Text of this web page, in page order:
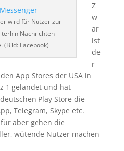
wird für Nutzer zur
Nachrichten
(Bild: Facebook)
Z
w
ar
ist
de
r
App Stores der USA in
1 gelandet und hat
Play Store die
Telegram, Skype etc.
aber gehen die
wütende Nutzer machen